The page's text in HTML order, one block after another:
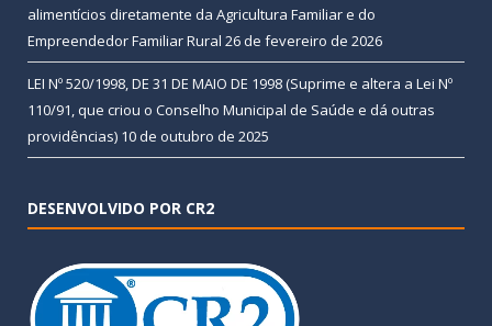
alimentícios diretamente da Agricultura Familiar e do
Empreendedor Familiar Rural 26 de fevereiro de 2026
LEI Nº 520/1998, DE 31 DE MAIO DE 1998 (Suprime e altera a Lei Nº
110/91, que criou o Conselho Municipal de Saúde e dá outras
providências) 10 de outubro de 2025
DESENVOLVIDO POR CR2